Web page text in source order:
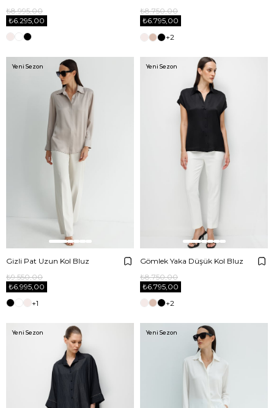
₺6.295,00
₺8.995,00
₺6.795,00
₺8.750,00
+2
Gizli Pat Uzun Kol Bluz
₺6.995,00
₺9.550,00
+1
Yeni Sezon
Gömlek Yaka Düşük Kol Bluz
₺6.795,00
₺8.750,00
+2
Yeni Sezon
Yeni Sezon Yeni Sezon